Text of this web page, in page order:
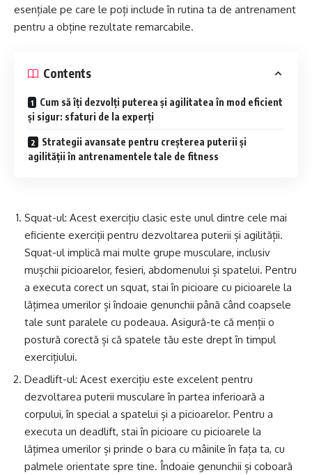
esențiale pe care le poți include în rutina ta de antrenament
pentru a obține rezultate remarcabile.
Contents
Cum să îți dezvolți puterea și agilitatea în mod eficient
și sigur: sfaturi de la experți
Strategii avansate pentru creșterea puterii și
agilității în antrenamentele tale de fitness
Squat-ul: Acest exercițiu clasic este unul dintre cele mai
eficiente exerciții pentru dezvoltarea puterii și agilității.
Squat-ul implică mai multe grupe musculare, inclusiv
mușchii picioarelor, fesieri, abdomenului și spatelui. Pentru
a executa corect un squat, stai în picioare cu picioarele la
lățimea umerilor și îndoaie genunchii până când coapsele
tale sunt paralele cu podeaua. Asigură-te că menții o
postură corectă și că spatele tău este drept în timpul
exercițiului.
Deadlift-ul: Acest exercițiu este excelent pentru
dezvoltarea puterii musculare în partea inferioară a
corpului, în special a spatelui și a picioarelor. Pentru a
executa un deadlift, stai în picioare cu picioarele la
lățimea umerilor și prinde o bara cu mâinile în fața ta, cu
palmele orientate spre tine. Îndoaie genunchii și coboară